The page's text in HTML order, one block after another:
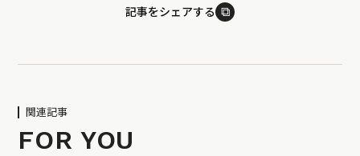
記事をシェアする ⧉
関連記事
FOR YOU